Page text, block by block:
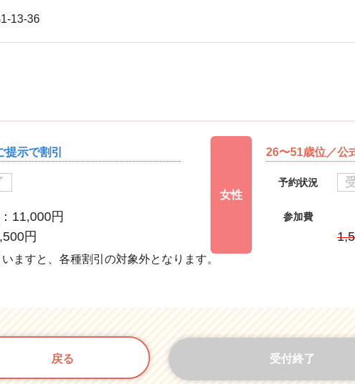
13-36
示で割引
11,000円
円
女性
26〜51歳位／公
予約状況
参加費
ますと、各種割引の対象外となります。
戻る 受付終了